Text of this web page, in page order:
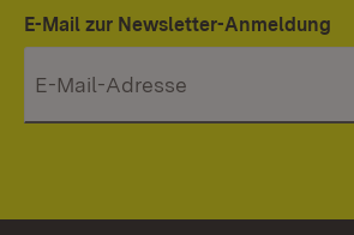
E-Mail zur Newsletter-Anmeldung